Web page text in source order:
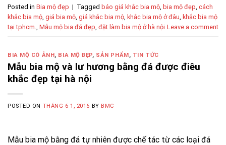
Posted in Bia mộ đẹp | Tagged báo giá khắc bia mộ, bia mộ đẹp, cách
khắc bia mộ, giá bia mộ, giá khắc bia mộ, khắc bia mộ ở đâu, khắc bia mộ
tại tphcm., Mẫu mộ bia đá đẹp, đặt làm bia mộ ở hà nội Leave a comment
BIA MỘ CÓ ẢNH, BIA MỘ ĐẸP, SẢN PHẨM, TIN TỨC
Mẫu bia mộ và lư hương bằng đá được điêu
khắc đẹp tại hà nội
POSTED ON THÁNG 6 1, 2016 BY BMC
Mẫu bia mộ bằng đá tự nhiên được chế tác từ các loại đá